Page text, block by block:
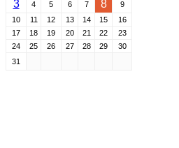
3 4 5 6 7 8
9
10
11 12 13 14 15
16
17
18 19 20 21 22
23
24
25 26 27 28 29
30
31